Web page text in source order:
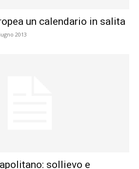
un calendario in salita
2013
sollievo e